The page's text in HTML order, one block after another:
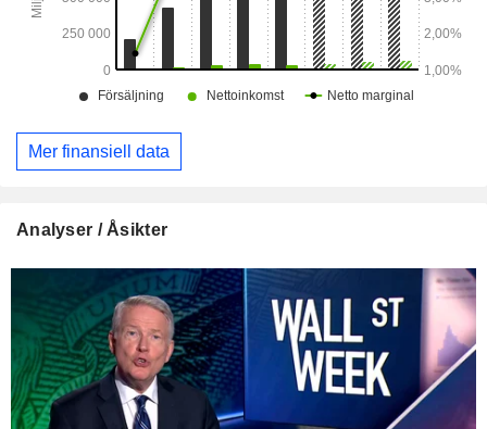
Mer finansiell data
Analyser / Åsikter